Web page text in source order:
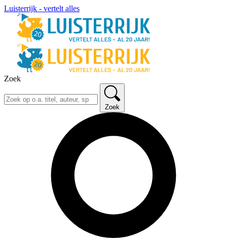
Luisterrijk - vertelt alles
Zoek
Zoek